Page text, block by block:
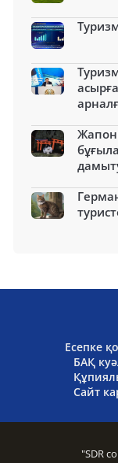
Есепке
БАҚ
Сайт
"SDR